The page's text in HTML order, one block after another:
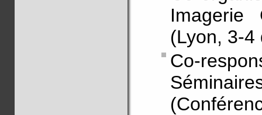
(Lyon, 3-4
Co-